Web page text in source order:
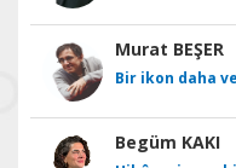
Murat BEŞER
Bir ikon daha
Begüm KAKI